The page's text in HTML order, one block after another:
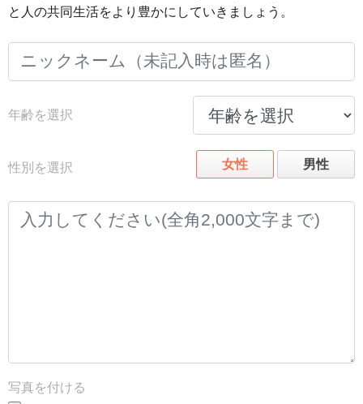
と人の共同生活をより豊かにしていきましょう。
年齢を選択
性別を選択 女性 男性
写真を付ける